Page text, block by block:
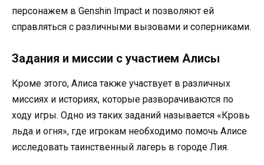
персонажем в Genshin Impact и позволяют ей
справляться с различными вызовами и соперниками.
Задания и миссии с участием Алисы
Кроме этого, Алиса также участвует в различных
миссиях и историях, которые разворачиваются по
ходу игры. Одно из таких заданий называется «Кровь
льда и огня», где игрокам необходимо помочь Алисе
исследовать таинственный лагерь в городе Лия.